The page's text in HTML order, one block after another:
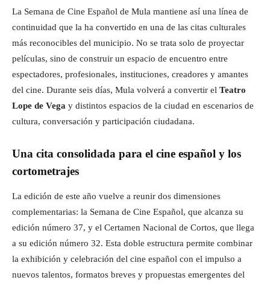
La Semana de Cine Español de Mula mantiene así una línea de
continuidad que la ha convertido en una de las citas culturales
más reconocibles del municipio. No se trata solo de proyectar
películas, sino de construir un espacio de encuentro entre
espectadores, profesionales, instituciones, creadores y amantes
del cine. Durante seis días, Mula volverá a convertir el Teatro
Lope de Vega y distintos espacios de la ciudad en escenarios de
cultura, conversación y participación ciudadana.
Una cita consolidada para el cine español y los
cortometrajes
La edición de este año vuelve a reunir dos dimensiones
complementarias: la Semana de Cine Español, que alcanza su
edición número 37, y el Certamen Nacional de Cortos, que llega
a su edición número 32. Esta doble estructura permite combinar
la exhibición y celebración del cine español con el impulso a
nuevos talentos, formatos breves y propuestas emergentes del